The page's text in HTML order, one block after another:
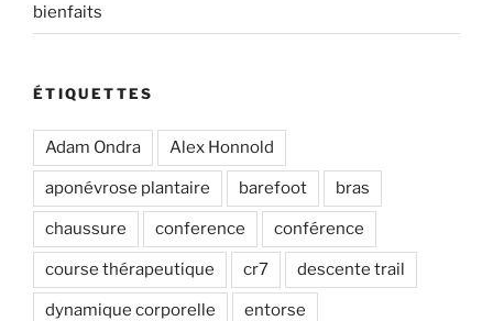
bienfaits
ÉTIQUETTES
Adam Ondra Alex Honnold
aponévrose plantaire barefoot bras
chaussure conference conférence
course thérapeutique cr7 descente trail
dynamique corporelle entorse